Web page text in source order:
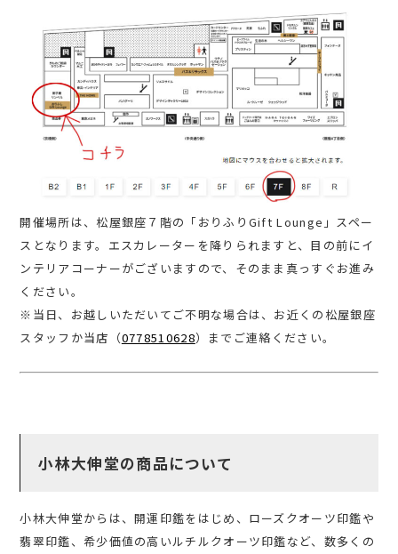
開催場所は、松屋銀座７階の「おりふりGift Lounge」スペー
スとなります。エスカレーターを降りられますと、目の前にイ
ンテリアコーナーがございますので、そのまま真っすぐお進み
ください。
※当日、お越しいただいてご不明な場合は、お近くの松屋銀座
スタッフか当店（0778510628）までご連絡ください。
小林大伸堂の商品について
小林大伸堂からは、開運印鑑をはじめ、ローズクオーツ印鑑や
翡翠印鑑、希少価値の高いルチルクオーツ印鑑など、数多くの